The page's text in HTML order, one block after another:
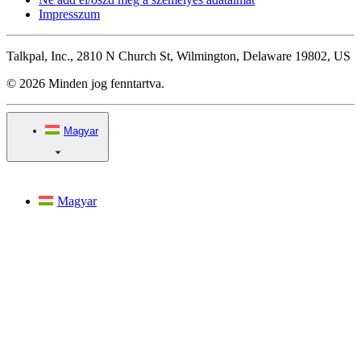
Impresszum
Talkpal, Inc., 2810 N Church St, Wilmington, Delaware 19802, US
© 2026 Minden jog fenntartva.
Magyar
Magyar